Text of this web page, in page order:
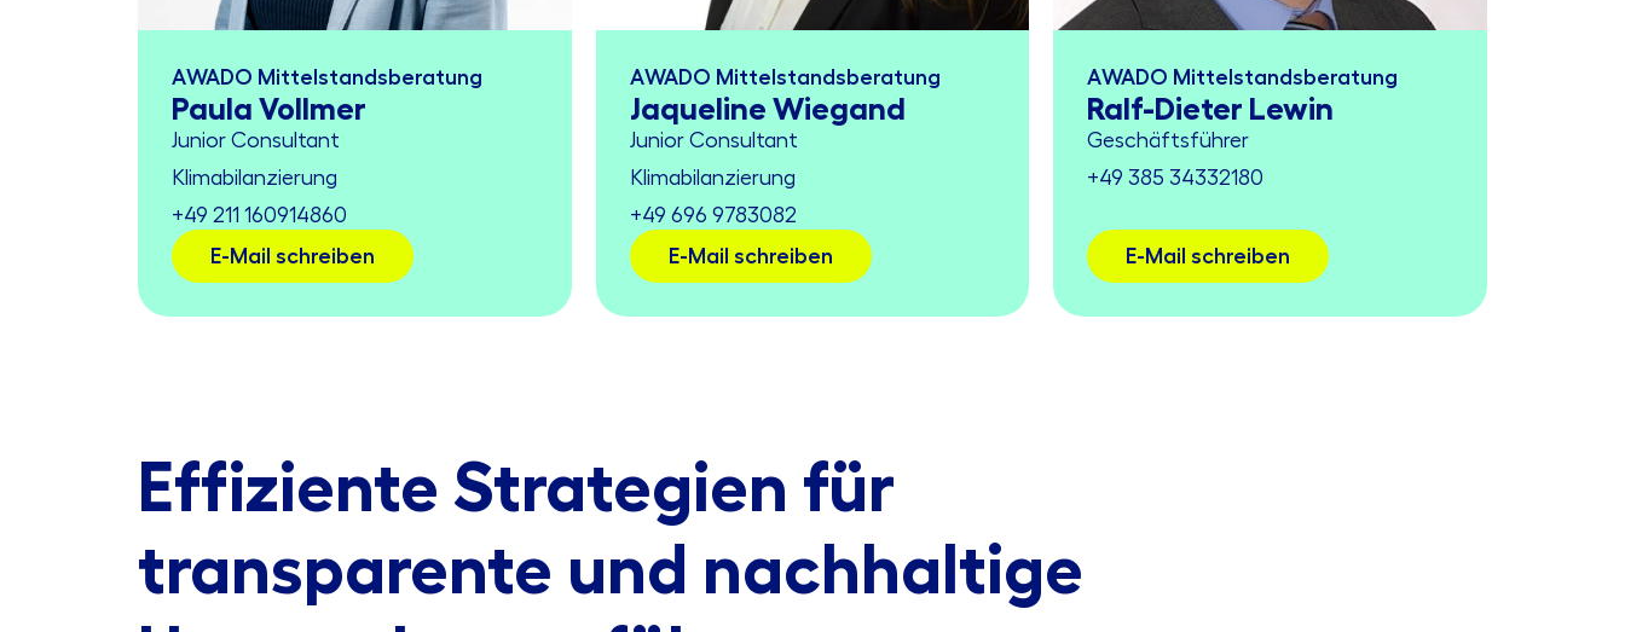
AWADO Mittelstandsberatung
Paula Vollmer
Junior Consultant
Klimabilanzierung
+49 211 160914860
E-Mail schreiben
AWADO Mittelstandsberatung
Jaqueline Wiegand
Junior Consultant
Klimabilanzierung
+49 696 9783082
E-Mail schreiben
AWADO Mittelstandsberatung
Ralf-Dieter Lewin
Geschäftsführer
+49 385 34332180
E-Mail schreiben
Effiziente Strategien für
transparente und nachhaltige